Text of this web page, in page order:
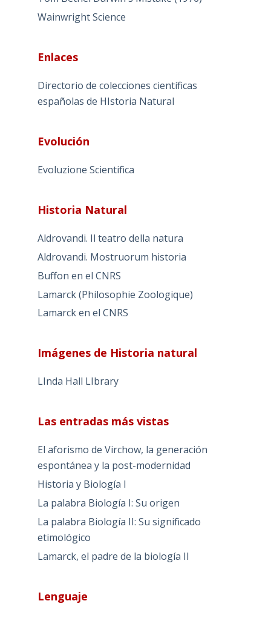
Wainwright Science
Enlaces
Directorio de colecciones científicas
españolas de HIstoria Natural
Evolución
Evoluzione Scientifica
Historia Natural
Aldrovandi. Il teatro della natura
Aldrovandi. Mostruorum historia
Buffon en el CNRS
Lamarck (Philosophie Zoologique)
Lamarck en el CNRS
Imágenes de Historia natural
LInda Hall LIbrary
Las entradas más vistas
El aforismo de Virchow, la generación
espontánea y la post-modernidad
Historia y Biología I
La palabra Biología I: Su origen
La palabra Biología II: Su significado
etimológico
Lamarck, el padre de la biología II
Lenguaje